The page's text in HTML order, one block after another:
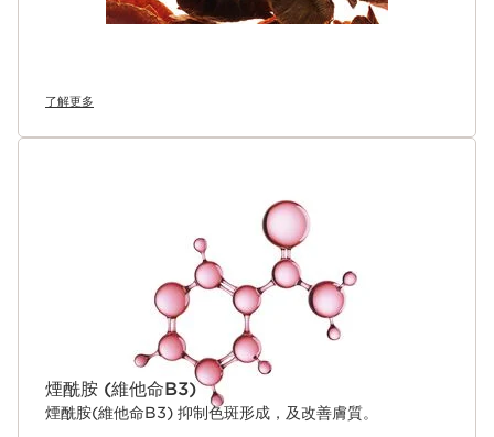
了解更多
煙酰胺 (維他命B3)
煙酰胺(維他命B3) 抑制色斑形成，及改善膚質。